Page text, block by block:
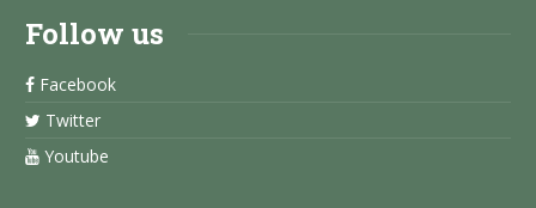
Follow us
Facebook
Twitter
Youtube